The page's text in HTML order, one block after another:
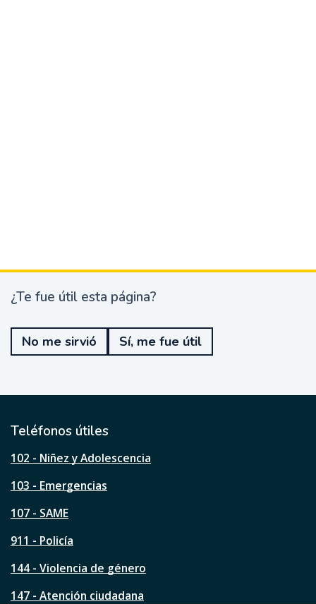
¿
e
u
t
l
s
a
á
i
a
¿Te fue útil esta página?
No me sirvió Sí, me fue útil
Teléfonos útiles
102 - Niñez y Adolescencia
103 - Emergencias
107 - SAME
911 - Policía
144 - Violencia de género
147 - Atención ciudadana